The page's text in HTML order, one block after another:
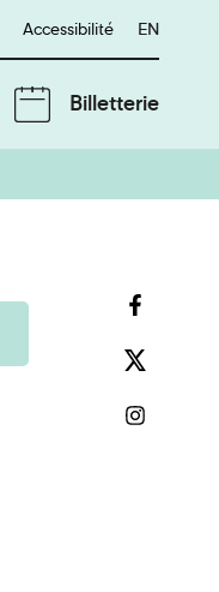
Accessibilité English
EN
Billetterie